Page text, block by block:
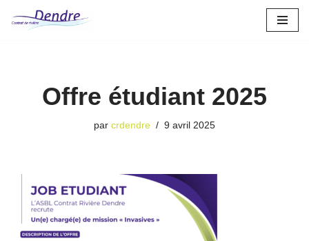
Offre étudiant 2025
par crdendre 9 avril 2025